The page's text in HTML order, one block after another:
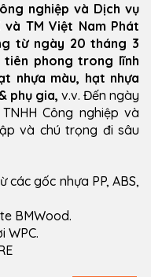
nghiệp và Dịch vụ
và TM Việt Nam Phát
từ ngày 20 tháng 3
tiên phong trong lĩnh
nhựa màu, hạt nhựa
phụ gia, v.v. Đến ngày
Công nghiệp và
và chú trọng đi sâu
các gốc nhựa PP, ABS,
BMWood.
WPC.